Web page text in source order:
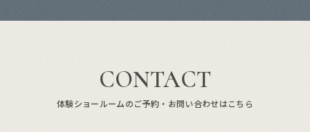
CONTACT
体験ショールームのご予約・お問い合わせはこちら